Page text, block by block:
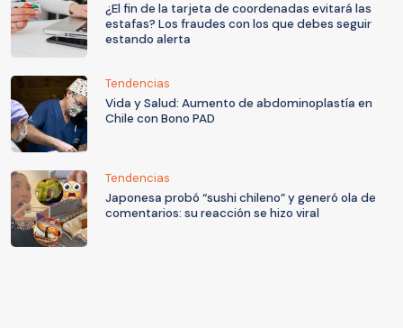
¿El fin de la tarjeta de coordenadas evitará las
estafas? Los fraudes con los que debes seguir
estando alerta
Tendencias
Vida y Salud: Aumento de abdominoplastía en
Chile con Bono PAD
Tendencias
Japonesa probó “sushi chileno” y generó ola de
comentarios: su reacción se hizo viral